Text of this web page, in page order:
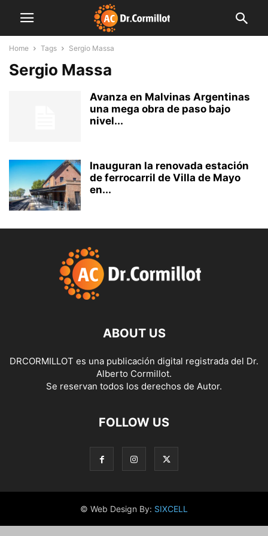
Home Tags Sergio Massa
Sergio Massa
Avanza en Malvinas Argentinas
una mega obra de paso bajo
nivel...
Inauguran la renovada estación
de ferrocarril de Villa de Mayo
en...
ABOUT US
DRCORMILLOT es una publicación digital registrada del Dr.
Alberto Cormillot.
Se reservan todos los derechos de Autor.
FOLLOW US
© Web Design By: SIXCELL